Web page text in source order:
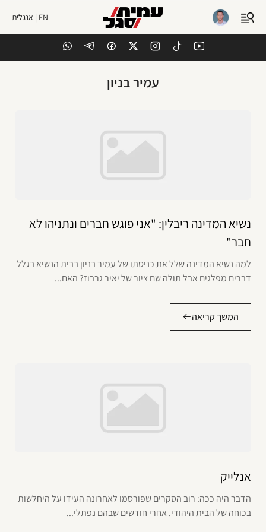
EN | אנגלית
עמיר בניון
נשיא המדינה ריבלין: "אני פוגש חברים ונתניהו לא
חבר"
למה נשיא המדינה שלל את כניסתו של עמיר בניון בבית הנשיא בגלל
דברים מפלגים אבל תולה שם ציור של יאיר גרבוז? האם...
המשך קריאה
אנלייק
הדבר היה ככה: רוב הסקרים שפורסמו לאחרונה העידו על היחלשות
בכוחה של הבית היהודי. אחרי חודשים שבהם נפתלי...